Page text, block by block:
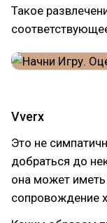
Такое
Vverx
Это не
добраться до
она может
сопровождение